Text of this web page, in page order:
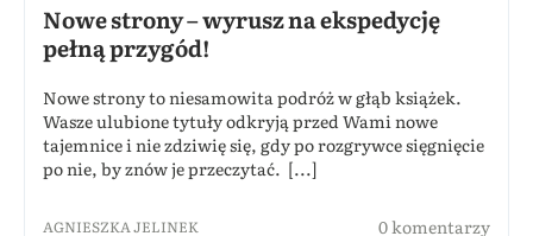
Nowe strony – wyrusz na ekspedycję
pełną przygód!
Nowe strony to niesamowita podróż w głąb książek.
Wasze ulubione tytuły odkryją przed Wami nowe
tajemnice i nie zdziwię się, gdy po rozgrywce sięgnięcie
po nie, by znów je przeczytać. [...]
AGNIESZKA JELINEK 0 komentarzy